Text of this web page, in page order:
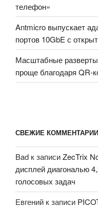
телефон»
Antmicro выпускает
портов 10GbE с
Масштабные
проще благодаря QR-
СВЕЖИЕ КОММЕНТАРИИ
Bad к записиZecTrix
дисплей диагональю
голосовых задач
Евгений к записи